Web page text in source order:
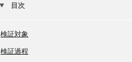
目次
検証対象
検証過程